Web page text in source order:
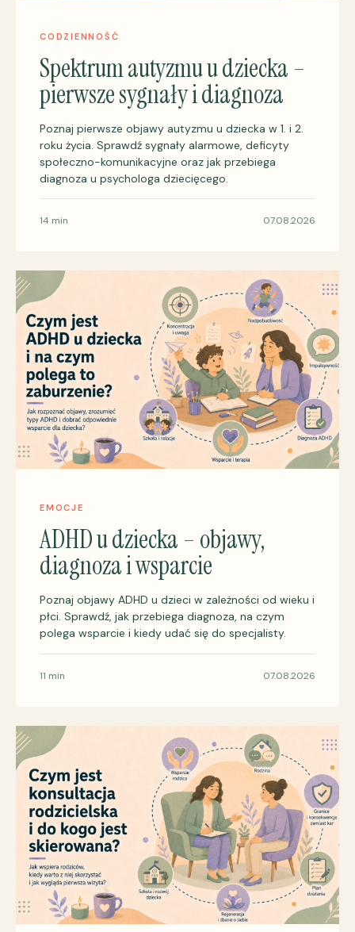
CODZIENNOŚĆ
Spektrum autyzmu u dziecka –
pierwsze sygnały i diagnoza
Poznaj pierwsze objawy autyzmu u dziecka w 1. i 2.
roku życia. Sprawdź sygnały alarmowe, deficyty
społeczno-komunikacyjne oraz jak przebiega
diagnoza u psychologa dziecięcego.
14 min 07.08.2026
EMOCJE
ADHD u dziecka – objawy,
diagnoza i wsparcie
Poznaj objawy ADHD u dzieci w zależności od wieku i
płci. Sprawdź, jak przebiega diagnoza, na czym
polega wsparcie i kiedy udać się do specjalisty.
11 min 07.08.2026